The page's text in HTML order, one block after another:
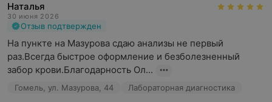
Наталья
30 июня 2026
Отзыв подтвержден
На пункте на Мазурова сдаю анализы не первый
раз.Всегда быстрое оформление и безболезненный
забор крови.Благодарность Ол...
Гомель, ул. Мазурова, 44 Лабораторная диагностика